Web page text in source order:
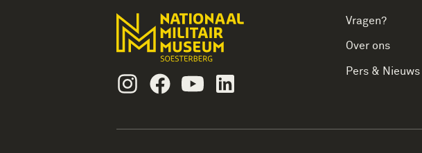
InstagramFacebookYoutube
Vragen?
Over ons
Pers & Nieuws